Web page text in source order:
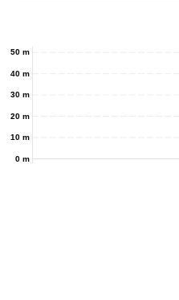
0 m
10 m
20 m
30 m
40 m
50 m